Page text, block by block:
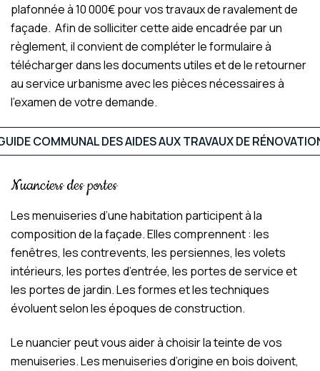
plafonnée à 10 000€ pour vos travaux de ravalement de
façade. Afin de solliciter cette aide encadrée par un
règlement, il convient de compléter le formulaire à
télécharger dans les documents utiles et de le retourner
au service urbanisme avec les pièces nécessaires à
l’examen de votre demande.
COMMUNAL DES AIDES AUX TRAVAUX DE
Nuanciers des portes
Les menuiseries d’une habitation participent à la
composition de la façade. Elles comprennent : les
fenêtres, les contrevents, les persiennes, les volets
intérieurs, les portes d’entrée, les portes de service et
les portes de jardin. Les formes et les techniques
évoluent selon les époques de construction.
Le nuancier peut vous aider à choisir la teinte de vos
menuiseries. Les menuiseries d’origine en bois doivent,